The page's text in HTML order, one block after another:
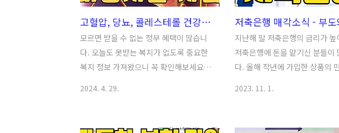
일까요? 청년문화 예술패스 신청기간과
방법청년문화 예술패스 신청방법 따라하
기주의사항청년문화 예술패스 이용방법
알아보기청년문화 예술패스 이벤트 정보
확인하기이번에 처음으로 시행되는 이용
2005..
는 교통카드입니다.K-패스는 대
정기적으로 이용하는 경우, 일
20%, 청년층은 30%, 저소득층
53.3%에 해당하는 금액을 다음
급받을 수 있는 교통카드입니다.
고혈압, 당뇨, 콜레스테롤 건강검진 받으시고 지원금 15만원 받으세요! - 매 분기 선착순 지원 (전국민 심층건강진단 비용지원 사업)
모르면 받을 수 없는 정부 혜택이 많습니
다. 오늘도 못받는 복지가 없도록 중요한
복지 정보 가져왔으니 꼭 확인해보세요.
합니다. 하지만 요즘은 워낙 의학이 발달
2024. 4. 29.
지난해 말 저축은행의 금리가 높
저축은행에 돈을 맡기신 분들이
다. 올해 작년에 가입한 상품의
인 주요 저축은행들이 있어서 재
2023. 11. 1.